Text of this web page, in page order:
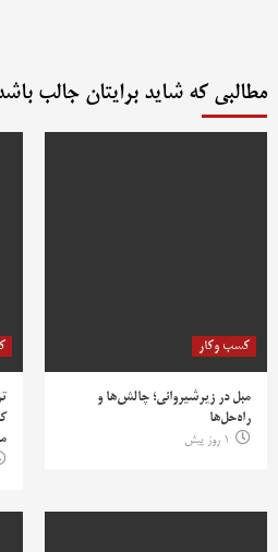
مطالبی که شاید برایتان جالب
کسب وکار
مبل در زیرشیروانی؛ چالش‌ها و
راه‌حل‌ها
1 روز پیش